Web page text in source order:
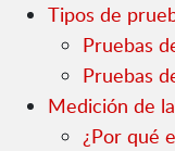
Tipos de
Pruebas
Pruebas
Medición de
¿Por qué